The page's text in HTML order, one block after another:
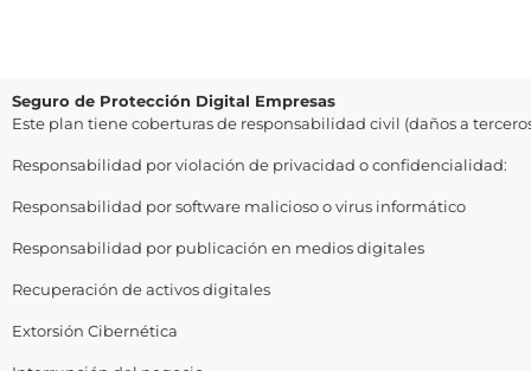
​​Seguro de Protección Digital​ Empresas
Este plan tiene coberturas de responsabilidad civil (daños a
Responsabilidad por violación de privacidad o confidencialidad:​
Responsabilidad por software malicioso o virus informático​
Responsabilidad por publicación en medios digitales​
Recuperación de activos digitales​
Extorsión Cibernética​